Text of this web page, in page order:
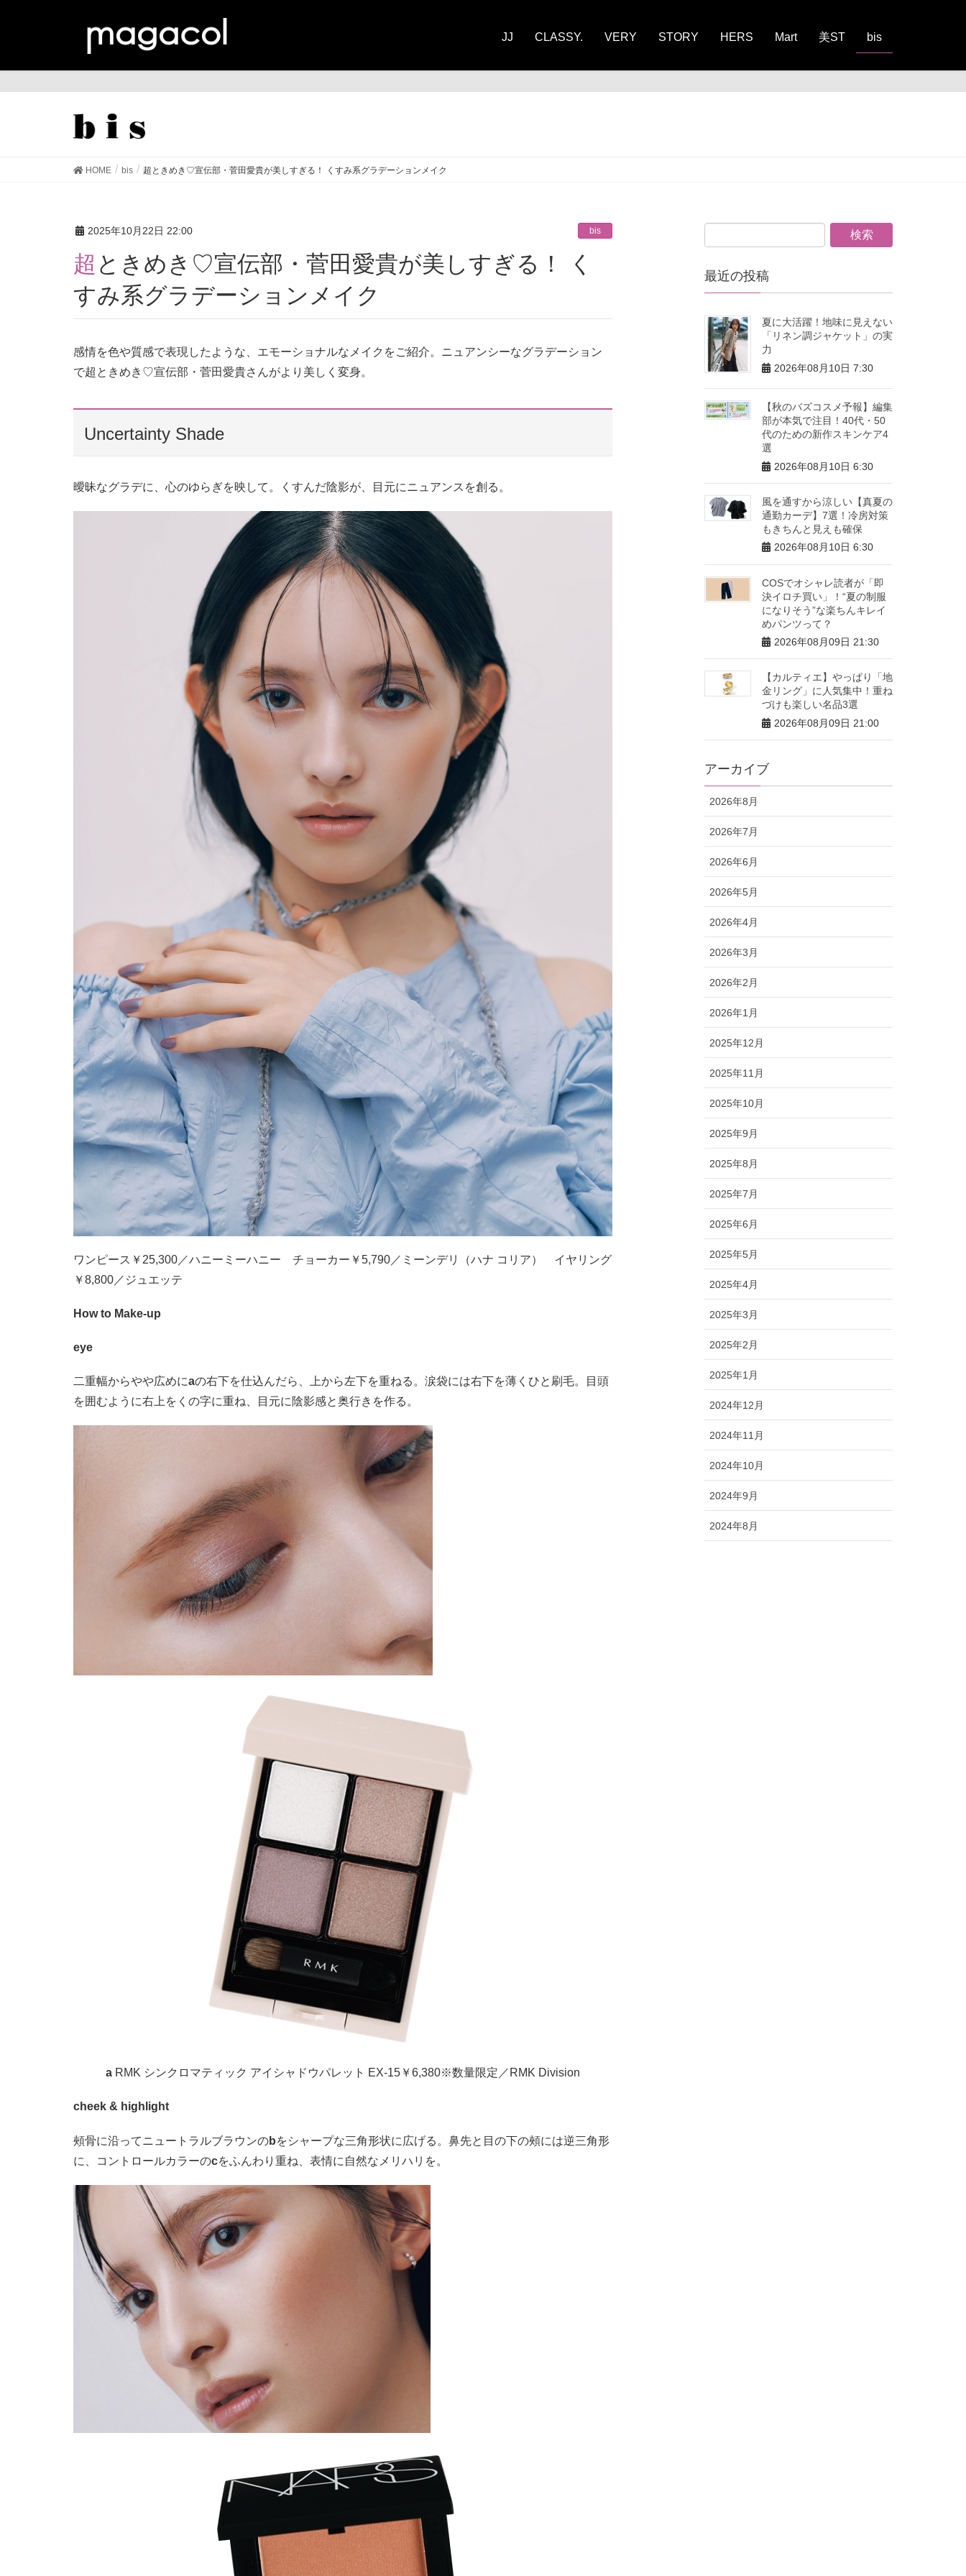
JJ CLASSY. VERY STORY HERS Mart 美ST bis
HOME bis 超ときめき♡宣伝部・菅田愛貴が美しすぎる！ くすみ系グラデーションメイク
2025年10月22日 22:00 bis
超ときめき♡宣伝部・菅田愛貴が美しすぎる！ く
すみ系グラデーションメイク
感情を色や質感で表現したような、エモーショナルなメイクをご紹介。ニュアンシーなグラデーション
で超ときめき♡宣伝部・菅田愛貴さんがより美しく変身。
Uncertainty Shade
曖昧なグラデに、心のゆらぎを映して。くすんだ陰影が、目元にニュアンスを創る。
ワンピース￥25,300／ハニーミーハニー チョーカー￥5,790／ミーンデリ（ハナ コリア） イヤリング
￥8,800／ジュエッテ
How to Make-up
eye
二重幅からやや広めにaの右下を仕込んだら、上から左下を重ねる。涙袋には右下を薄くひと刷毛。目頭
を囲むように右上をくの字に重ね、目元に陰影感と奥行きを作る。
a RMK シンクロマティック アイシャドウパレット EX-15￥6,380※数量限定／RMK Division
cheek & highlight
頰骨に沿ってニュートラルブラウンのbをシャープな三角形状に広げる。鼻先と目の下の頰には逆三角形
に、コントロールカラーのcをふんわり重ね、表情に自然なメリハリを。
最近の投稿
夏に大活躍！地味に見えない
「リネン調ジャケット」の実
力
2026年08月10日 7:30
【秋のバズコスメ予報】編集
部が本気で注目！40代・50
代のための新作スキンケア4
選
2026年08月10日 6:30
風を通すから涼しい【真夏の
通勤カーデ】7選！冷房対策
もきちんと見えも確保
2026年08月10日 6:30
COSでオシャレ読者が「即
決イロチ買い」！“夏の制服
になりそう”な楽ちんキレイ
めパンツって？
2026年08月09日 21:30
【カルティエ】やっぱり「地
金リング」に人気集中！重ね
づけも楽しい名品3選
2026年08月09日 21:00
アーカイブ
2026年8月
2026年7月
2026年6月
2026年5月
2026年4月
2026年3月
2026年2月
2026年1月
2025年12月
2025年11月
2025年10月
2025年9月
2025年8月
2025年7月
2025年6月
2025年5月
2025年4月
2025年3月
2025年2月
2025年1月
2024年12月
2024年11月
2024年10月
2024年9月
2024年8月